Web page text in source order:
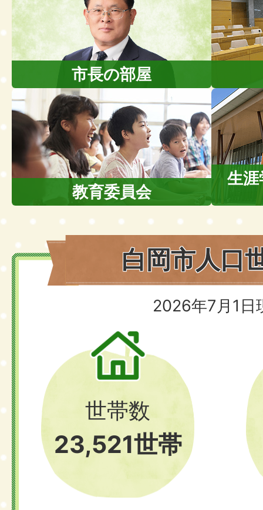
市長の部屋
教育委員会
生
白岡市人口
2026年7月1日
世帯数
23,521世帯